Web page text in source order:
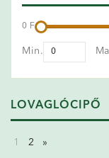
0 Ft
Min.
LOVAGLÓCIPŐ
1 2 »